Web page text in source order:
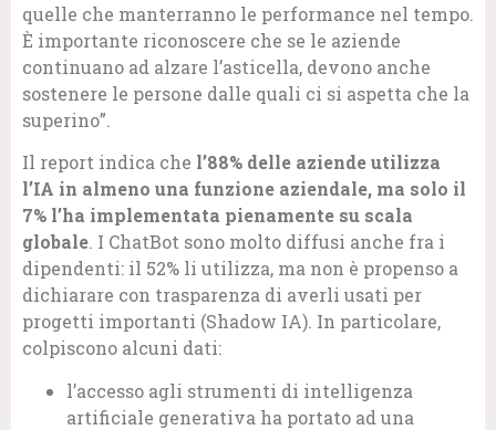
quelle che manterranno le performance nel tempo.
È importante riconoscere che se le aziende
continuano ad alzare l’asticella, devono anche
sostenere le persone dalle quali ci si aspetta che la
superino”.
Il report indica che l’88% delle aziende utilizza
l’IA in almeno una funzione aziendale, ma solo il
7% l’ha implementata pienamente su scala
globale. I ChatBot sono molto diffusi anche fra i
dipendenti: il 52% li utilizza, ma non è propenso a
dichiarare con trasparenza di averli usati per
progetti importanti (Shadow IA). In particolare,
colpiscono alcuni dati:
l’accesso agli strumenti di intelligenza
artificiale generativa ha portato ad una